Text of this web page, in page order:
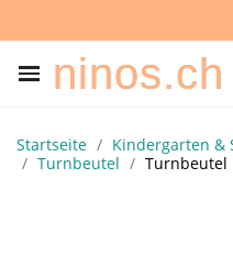
ninos.ch
Startseite Kindergarten &
Turnbeutel
Turnbeutel